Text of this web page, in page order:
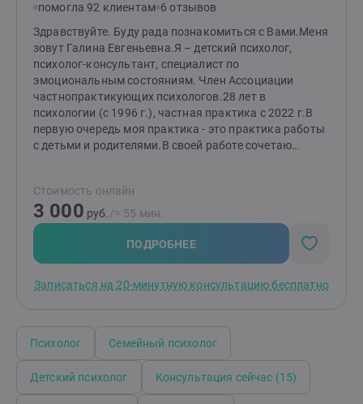
помогла 92 клиентам 6 отзывов
Здравствуйте. Буду рада познакомиться с Вами.Меня
зовут Галина Евгеньевна.Я – детский психолог,
психолог-консультант, специалист по
эмоциональным состояниям. Член Ассоциации
частнопрактикующих психологов.28 лет в
психологии (с 1996 г.), частная практика с 2022 г.В
первую очередь моя практика - это практика работы
с детьми и родителями.В своей работе сочетаю
подход К. Роджерса.Я постоянно совершенствую
свои навыки - осваиваю новые методы и техники,
прохожу дополнительное обучение, заканчиваю
курсы повышения квалификации.Большой опыт
работы в команде психологов-практиков в Центре
социальной помощи.Каждая ситуация уникальна, но
вами до результата, который вас
способна принять всю вашу боль, сомнения,
Стоимость онлайн
3 000 руб. /≈ 55 мин.
ПОДРОБНЕЕ
Записаться на 20-минутную консультацию бесплатно
Психолог Семейный психолог
Детский психолог Консультация сейчас (15)